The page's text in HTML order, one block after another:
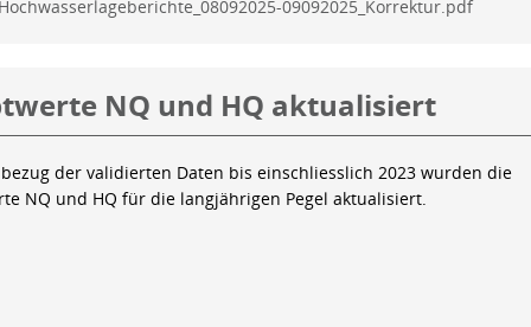
09092025_Korrektur.pdf
NQ und HQ aktualisiert
der validierten Daten bis einschliesslich 2023 wurden die
NQ und HQ für die langjährigen Pegel aktualisiert.